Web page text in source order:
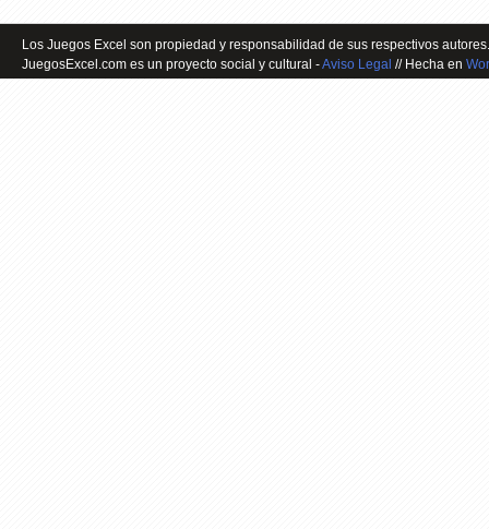
Los Juegos Excel son propiedad y responsabilidad de sus respectivos
JuegosExcel.com es un proyecto social y cultural -Aviso Legal // Hecha en